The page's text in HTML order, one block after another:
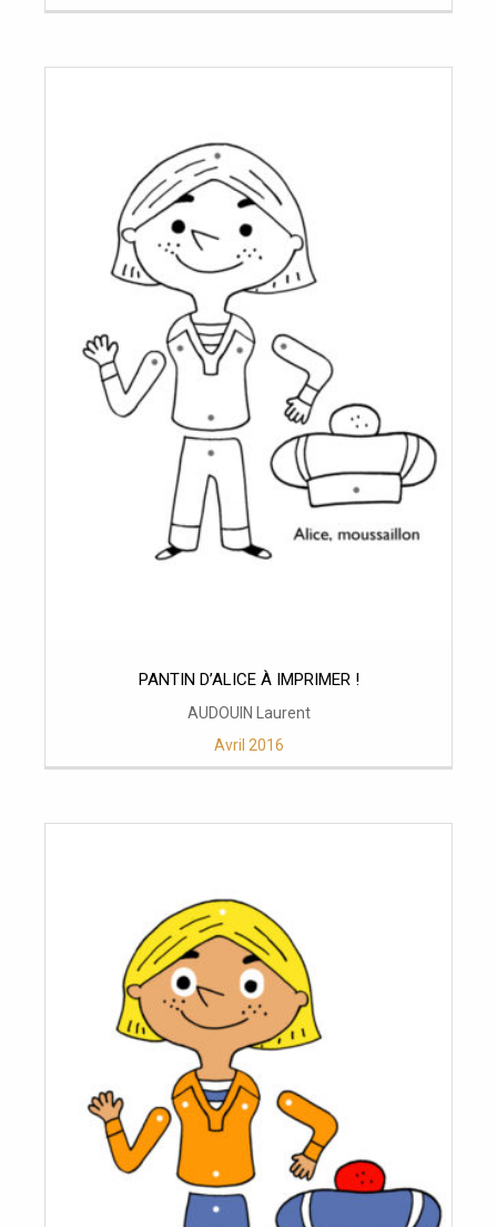
PANTIN D’ALICE À IMPRIMER !
AUDOUIN Laurent
Avril 2016